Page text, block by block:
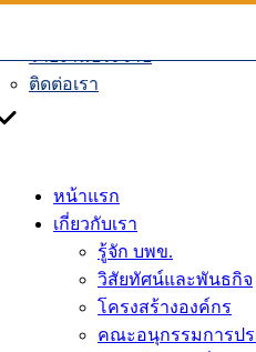
content
รายงานประจำปี
ติดต่อเรา
หน้าแรก
เกี่ยวกับเรา
รู้จัก บพข.
วิสัยทัศน์และพันธกิจ
โครงสร้างองค์กร
คณะอนุกรรมการป